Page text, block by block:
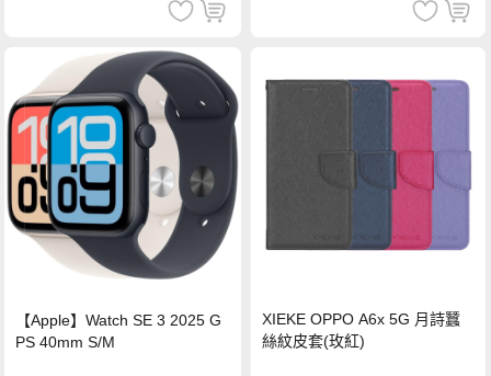
【Apple】Watch SE 3 2025 G
PS 40mm S/M
XIEKE OPPO A6x 5G 月詩蠶
絲紋皮套(玫紅)